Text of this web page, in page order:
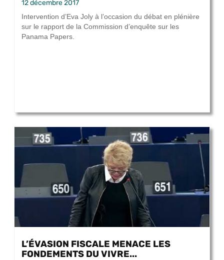
12 décembre 2017
Intervention d’Eva Joly à l’occasion du débat en plénière
sur le rapport de la Commission d’enquête sur les
Panama Papers.
L’ÉVASION FISCALE MENACE LES
FONDEMENTS DU VIVRE...